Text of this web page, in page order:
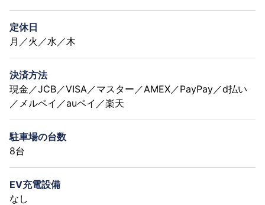
定休日
月／火／水／木
決済方法
現金／JCB／VISA／マスター／AMEX／PayPay／d払い
／メルペイ／auペイ／楽天
駐車場の台数
8台
EV充電設備
なし